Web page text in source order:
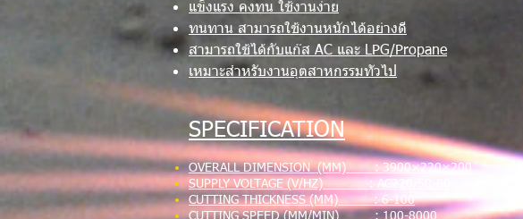
แข็งแรง คงทน ใช้งานง่าย
ทนทาน สามารถใช้งานหนักได้อย่างดี
สามารถใช้ได้กับแก๊ส AC และ LPG/Propane
เหมาะสำหรับงานอุตสาหกรรมทั่วไป
SPECIFICATION
OVERALL DIMENSION (MM) : 3900×220×200
SUPPLY VOLTAGE (V/HZ) : AC220/50-60
CUTTING THICKNESS (MM) : 6-100
CUTTING SPEED (MM/MIN) : 100-8000